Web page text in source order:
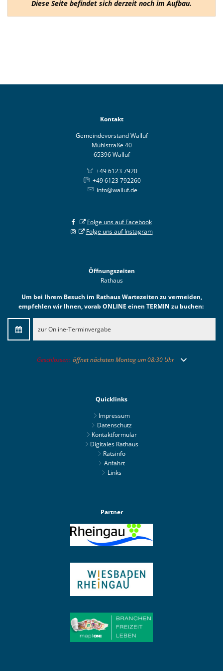
Diese Seite befindet sich derzeit noch im Aufbau.
Kontakt
Gemeindevorstand Walluf
Mühlstraße 40
65396 Walluf
+49 6123 7920
+49 6123 792260
info@walluf.de
Folge uns auf Facebook
Folge uns auf Instagram
Öffnungszeiten
Rathaus
Um bei Ihrem Besuch im Rathaus Wartezeiten zu vermeiden,
empfehlen wir Ihnen, vorab ONLINE einen TERMIN zu buchen:
zur Online-Terminvergabe
Klicken, um weitere Öffnungs- oder Schließzeiten auszublenden
Geschlossen: öffnet nächsten Montag um 08:30 Uhr
Quicklinks
Impressum
Datenschutz
Kontaktformular
Digitales Rathaus
Ratsinfo
Anfahrt
Links
Partner